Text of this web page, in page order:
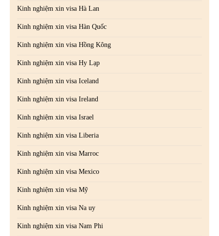
Kinh nghiệm xin visa Hà Lan
Kinh nghiệm xin visa Hàn Quốc
Kinh nghiệm xin visa Hồng Kông
Kinh nghiệm xin visa Hy Lạp
Kinh nghiệm xin visa Iceland
Kinh nghiệm xin visa Ireland
Kinh nghiệm xin visa Israel
Kinh nghiệm xin visa Liberia
Kinh nghiệm xin visa Marroc
Kinh nghiệm xin visa Mexico
Kinh nghiệm xin visa Mỹ
Kinh nghiệm xin visa Na uy
Kinh nghiệm xin visa Nam Phi